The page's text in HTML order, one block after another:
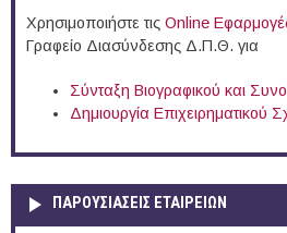
Χρησιμοποιήστε τις Online
Γραφείο Διασύνδεσης Δ.Π.Θ. για
Σύνταξη Βιογραφικού και
Δημιουργία Επιχειρηματικού
ΠΑΡΟΥΣΙΆΣΕΙΣ ΕΤΑΙΡΕΙΏΝ